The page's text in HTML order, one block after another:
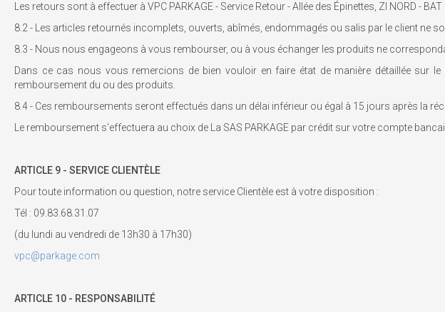
Les retours sont à effectuer à VPC PARKAGE - Service Retour - Allée des Épinettes, ZI NORD - BAT
8.2 - Les articles retournés incomplets, ouverts, abîmés, endommagés ou salis par le client ne
8.3 - Nous nous engageons à vous rembourser, ou à vous échanger les produits ne
Dans ce cas nous vous remercions de bien vouloir en faire état de manière détaillée sur
remboursement du ou des produits.
8.4 - Ces remboursements seront effectués dans un délai inférieur ou égal à 15 jours après la
Le remboursement s'effectuera au choix de La SAS PARKAGE par crédit sur votre compte
ARTICLE 9 - SERVICE CLIENTÈLE
Pour toute information ou question, notre service Clientèle est à votre disposition :
Tél : 09.83.68.31.07
(du lundi au vendredi de 13h30 à 17h30)
vpc@parkage.com
ARTICLE 10 - RESPONSABILITÉ